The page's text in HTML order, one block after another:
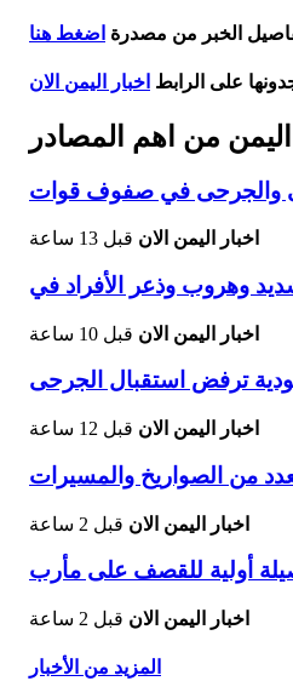
الخبر من مصدرة اضغط هنا
على الرابط اخبار اليمن الان
اليمن من اهم المصادر
اخبار اليمن الان قبل 13 ساعة
اخبار اليمن الان قبل 10 ساعة
اخبار اليمن الان قبل 12 ساعة
من الصواريخ والمسيرات
اخبار اليمن الان قبل 2 ساعة
أولية للقصف على مأرب
اخبار اليمن الان قبل 2 ساعة
المزيد من الأخبار